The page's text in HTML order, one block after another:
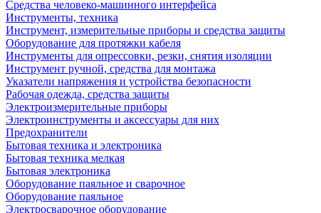
Средства человеко-машинного интерфейса
Инструменты, техника
Инструмент, измерительные приборы и средства защиты
Оборудование для протяжки кабеля
Инструменты для опрессовки, резки, снятия изоляции
Инструмент ручной, средства для монтажа
Указатели напряжения и устройства безопасности
Рабочая одежда, средства защиты
Электроизмерительные приборы
Электроинструменты и аксессуары для них
Предохранители
Бытовая техника и электроника
Бытовая техника мелкая
Бытовая электроника
Оборудование паяльное и сварочное
Оборудование паяльное
Электросварочное оборудование